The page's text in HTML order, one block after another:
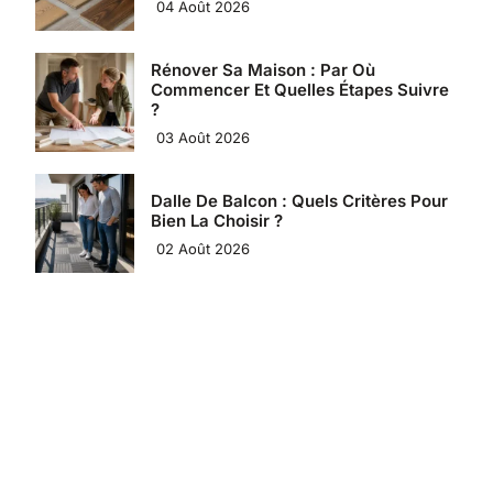
04 Août 2026
Rénover Sa Maison : Par Où
Commencer Et Quelles Étapes Suivre
?
03 Août 2026
Dalle De Balcon : Quels Critères Pour
Bien La Choisir ?
02 Août 2026